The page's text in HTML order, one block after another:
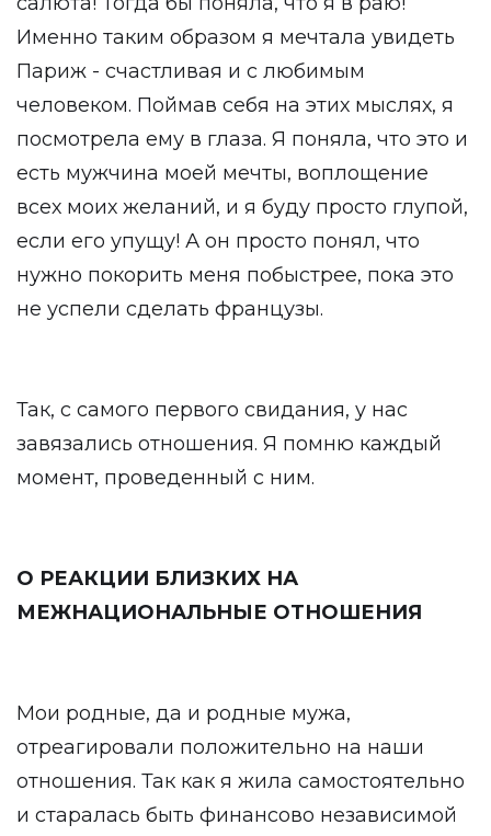
Именно таким образом я мечтала увидеть
Париж - счастливая и с любимым
человеком. Поймав себя на этих мыслях, я
посмотрела ему в глаза. Я поняла, что это и
есть мужчина моей мечты, воплощение
всех моих желаний, и я буду просто глупой,
если его упущу! А он просто понял, что
нужно покорить меня побыстрее, пока это
не успели сделать французы.
Так, с самого первого свидания, у нас
завязались отношения. Я помню каждый
момент, проведенный с ним.
О РЕАКЦИИ БЛИЗКИХ НА
МЕЖНАЦИОНАЛЬНЫЕ ОТНОШЕНИЯ
Мои родные, да и родные мужа,
отреагировали положительно на наши
отношения. Так как я жила самостоятельно
и старалась быть финансово независимой